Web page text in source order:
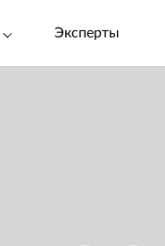
Эксперты